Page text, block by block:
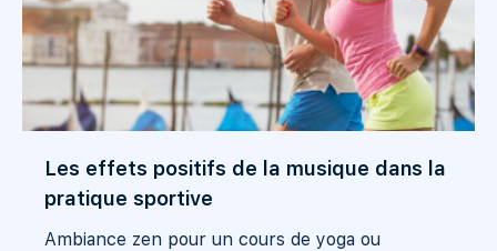
Les effets positifs de la musique dans la
pratique sportive
Ambiance zen pour un cours de yoga ou